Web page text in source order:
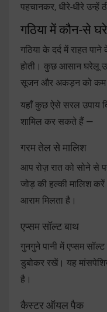
पहचानकर, धीरे-धीरे उन्हें
गठिया में कौन-से
गठिया के दर्द में राहत
होती। कुछ आसान घरेलू
सूजन और अकड़न को कम
यहाँ कुछ ऐसे सरल उपाय
शामिल कर सकते हैं —
गरम तेल से मालिश
आप रोज़ रात को सोने से
जोड़ की हल्की मालिश
आराम मिलता है।
एप्सम सॉल्ट बाथ
गुनगुने पानी में एप्सम
डुबोकर रखें। यह
है।
कैस्टर ऑयल पैक